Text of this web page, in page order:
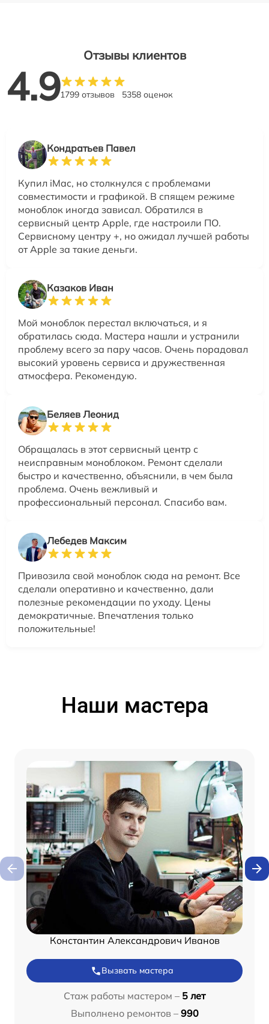
Отзывы клиентов
4.91799 отзывов 5358 оценок
Кондратьев Павел
Купил iMac, но столкнулся с проблемами
совместимости и графикой. В спящем режиме
моноблок иногда зависал. Обратился в
сервисный центр Apple, где настроили ПО.
Сервисному центру +, но ожидал лучшей работы
от Apple за такие деньги.
Казаков Иван
Мой моноблок перестал включаться, и я
обратилась сюда. Мастера нашли и устранили
проблему всего за пару часов. Очень порадовал
высокий уровень сервиса и дружественная
атмосфера. Рекомендую.
Беляев Леонид
Обращалась в этот сервисный центр с
неисправным моноблоком. Ремонт сделали
быстро и качественно, объяснили, в чем была
проблема. Очень вежливый и
профессиональный персонал. Спасибо вам.
Лебедев Максим
Привозила свой моноблок сюда на ремонт. Все
сделали оперативно и качественно, дали
полезные рекомендации по уходу. Цены
демократичные. Впечатления только
положительные!
Наши мастера
Константин Александрович Иванов
Вызвать мастера
Стаж работы мастером – 5 лет
Выполнено ремонтов – 990